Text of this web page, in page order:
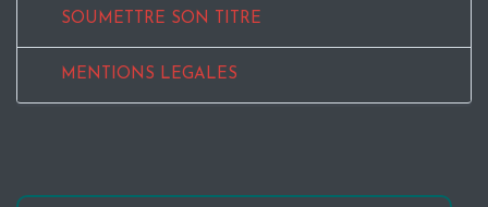
SOUMETTRE SON TITRE
MENTIONS LEGALES